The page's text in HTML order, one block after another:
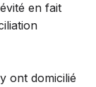
en fait
y ont domicilié